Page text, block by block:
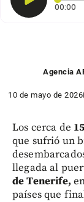
00:00
Agencia
10 de mayo de 2026
Los cerca de
que sufrió un
llegada al
de Tenerife,
países que